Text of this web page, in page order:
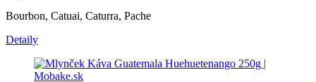
Bourbon, Catuai, Caturra, Pache
Detaily